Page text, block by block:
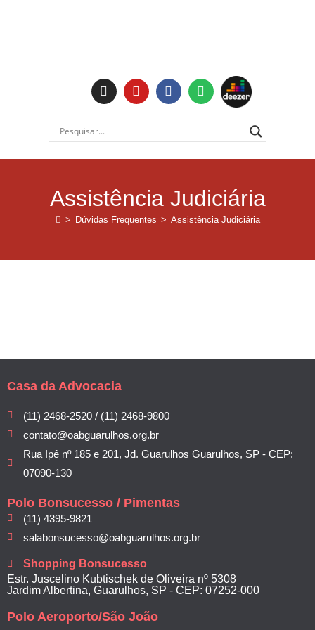
Assistência Judiciária
> Dúvidas Frequentes > Assistência Judiciária
Casa da Advocacia
(11) 2468-2520 / (11) 2468-9800
contato@oabguarulhos.org.br
Rua Ipê nº 185 e 201, Jd. Guarulhos Guarulhos, SP - CEP:
07090-130
Polo Bonsucesso / Pimentas
(11) 4395-9821
salabonsucesso@oabguarulhos.org.br
Shopping Bonsucesso
Estr. Juscelino Kubtischek de Oliveira nº 5308
Jardim Albertina, Guarulhos, SP - CEP: 07252-000
Polo Aeroporto/São João